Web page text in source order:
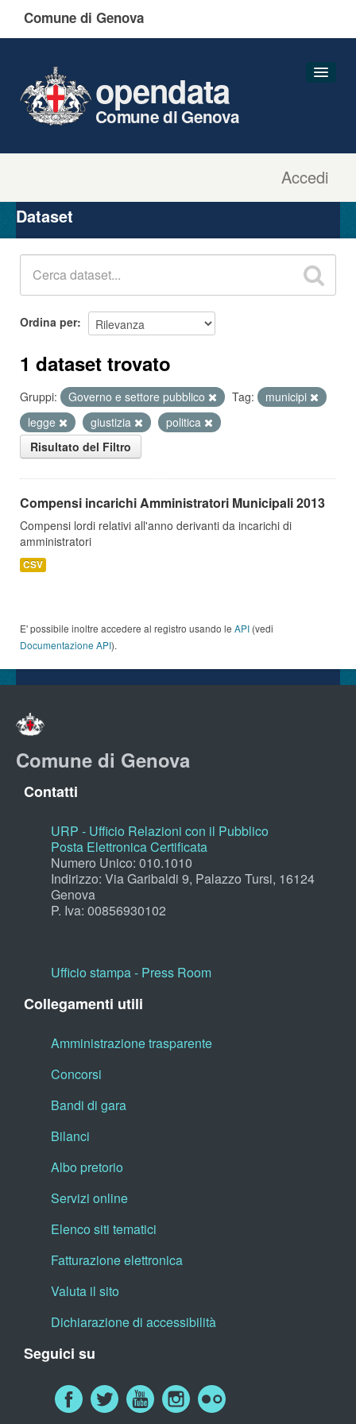
Comune di Genova
Accedi
opendata
Comune di Genova
Organizzazioni
Gruppi
Dataset
Ordina per
1 dataset trovato
Gruppi: Governo e settore pubblico Tag:
municipi
legge
giustizia
politica
Risultato del Filtro
Compensi incarichi Amministratori Municipali 2013
Compensi lordi relativi all'anno derivanti da incarichi di
amministratori
CSV
E' possibile inoltre accedere al registro usando le API (vedi
Documentazione API).
Comune di Genova
Contatti
URP - Ufficio Relazioni con il Pubblico
Posta Elettronica Certificata
Numero Unico: 010.1010
Indirizzo: Via Garibaldi 9, Palazzo Tursi, 16124
Genova
P. Iva: 00856930102
Ufficio stampa - Press Room
Collegamenti utili
Amministrazione trasparente
Concorsi
Bandi di gara
Bilanci
Albo pretorio
Servizi online
Elenco siti tematici
Fatturazione elettronica
Valuta il sito
Dichiarazione di accessibilità
Seguici su